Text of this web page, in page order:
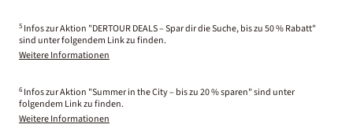
5 Infos zur Aktion "DERTOUR DEALS – Spar dir die Suche, bis zu 50 % Rabatt"
sind unter folgendem Link zu finden.
Weitere Informationen
6 Infos zur Aktion "Summer in the City – bis zu 20 % sparen" sind unter
folgendem Link zu finden.
Weitere Informationen